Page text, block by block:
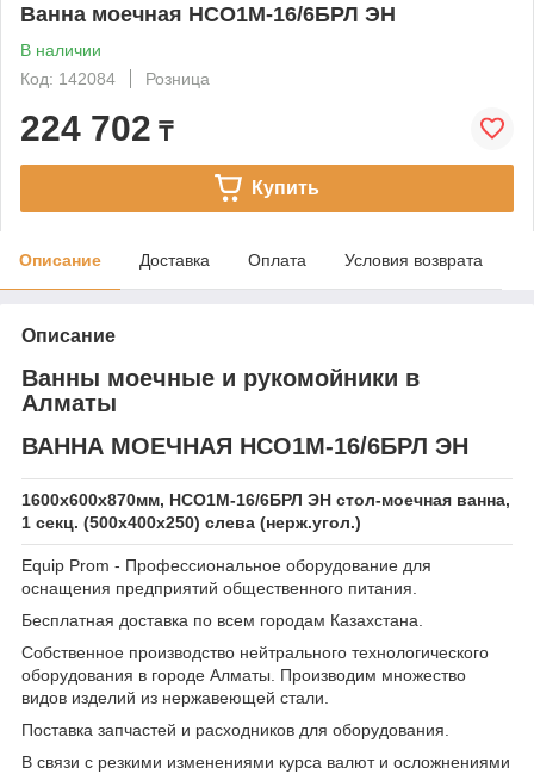
Ванна моечная НСО1М-16/6БРЛ ЭН
В наличии
Код: 142084
Розница
224 702 ₸
Купить
Описание Доставка Оплата Условия возврата
Описание
Ванны моечные и рукомойники в
Алматы
ВАННА МОЕЧНАЯ НСО1М-16/6БРЛ ЭН
1600х600х870мм, НСО1М-16/6БРЛ ЭН стол-моечная ванна,
1 секц. (500х400х250) слева (нерж.угол.)
Equip Prom - Профессиональное оборудование для
оснащения предприятий общественного питания.
Бесплатная доставка по всем городам Казахстана.
Собственное производство нейтрального технологического
оборудования в городе Алматы. Производим множество
видов изделий из нержавеющей стали.
Поставка запчастей и расходников для оборудования.
В связи с резкими изменениями курса валют и осложнениями